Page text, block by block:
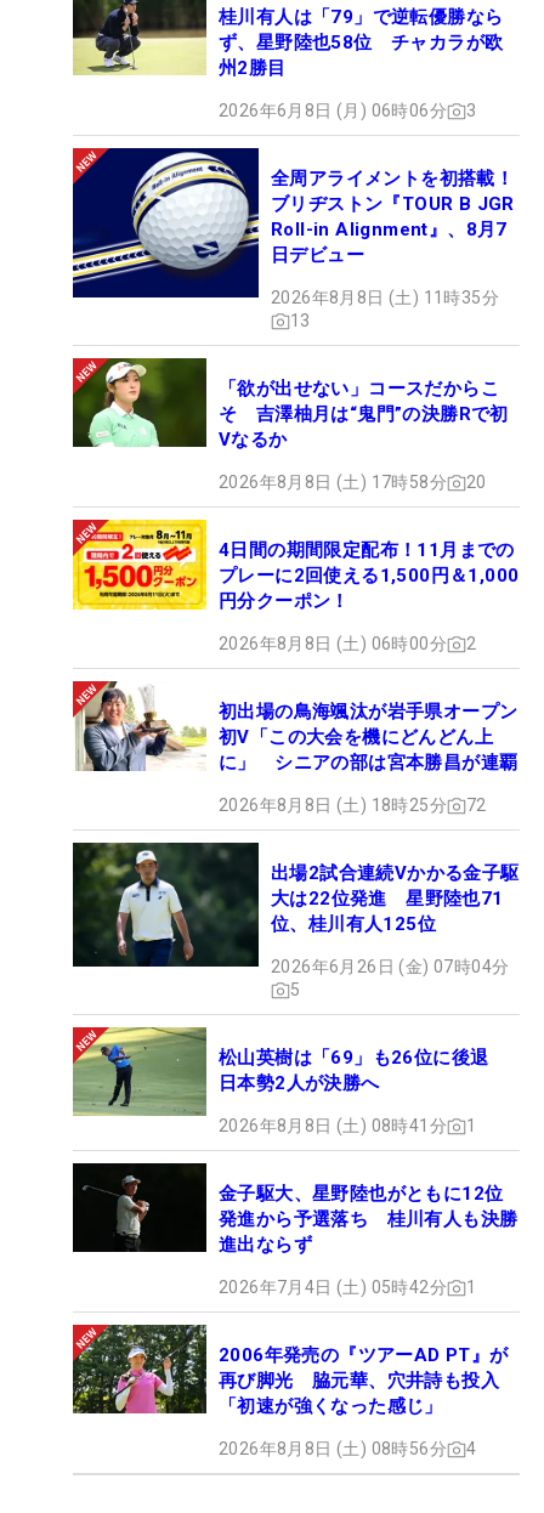
桂川有人は「79」で逆転優勝なら
ず、星野陸也58位 チャカラが欧
州2勝目
2026年6月8日 (月) 06時06分 3
全周アライメントを初搭載！
ブリヂストン『TOUR B JGR
Roll-in Alignment』、8月7
日デビュー
2026年8月8日 (土) 11時35分
13
「欲が出せない」コースだからこ
そ 吉澤柚月は“鬼門”の決勝Rで初
Vなるか
2026年8月8日 (土) 17時58分 20
4日間の期間限定配布！11月までの
プレーに2回使える1,500円＆1,000
円分クーポン！
2026年8月8日 (土) 06時00分 2
初出場の鳥海颯汰が岩手県オープン
初V「この大会を機にどんどん上
に」 シニアの部は宮本勝昌が連覇
2026年8月8日 (土) 18時25分 72
出場2試合連続Vかかる金子駆
大は22位発進 星野陸也71
位、桂川有人125位
2026年6月26日 (金) 07時04分
5
松山英樹は「69」も26位に後退
日本勢2人が決勝へ
2026年8月8日 (土) 08時41分 1
金子駆大、星野陸也がともに12位
発進から予選落ち 桂川有人も決勝
進出ならず
2026年7月4日 (土) 05時42分 1
2006年発売の『ツアーAD PT』が
再び脚光 脇元華、穴井詩も投入
「初速が強くなった感じ」
2026年8月8日 (土) 08時56分 4